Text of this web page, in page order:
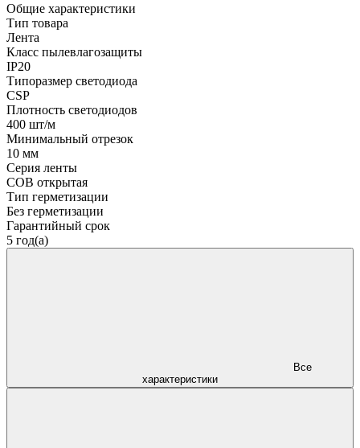
Общие характеристики
Тип товара
Лента
Класс пылевлагозащиты
IP20
Типоразмер светодиода
CSP
Плотность светодиодов
400 шт/м
Минимальный отрезок
10 мм
Серия ленты
COB открытая
Тип герметизации
Без герметизации
Гарантийный срок
5 год(а)
характеристики